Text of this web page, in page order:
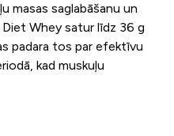
masas saglabāšanu un
Diet Whey satur līdz 36 g
padara tos par efektīvu
kad muskuļu